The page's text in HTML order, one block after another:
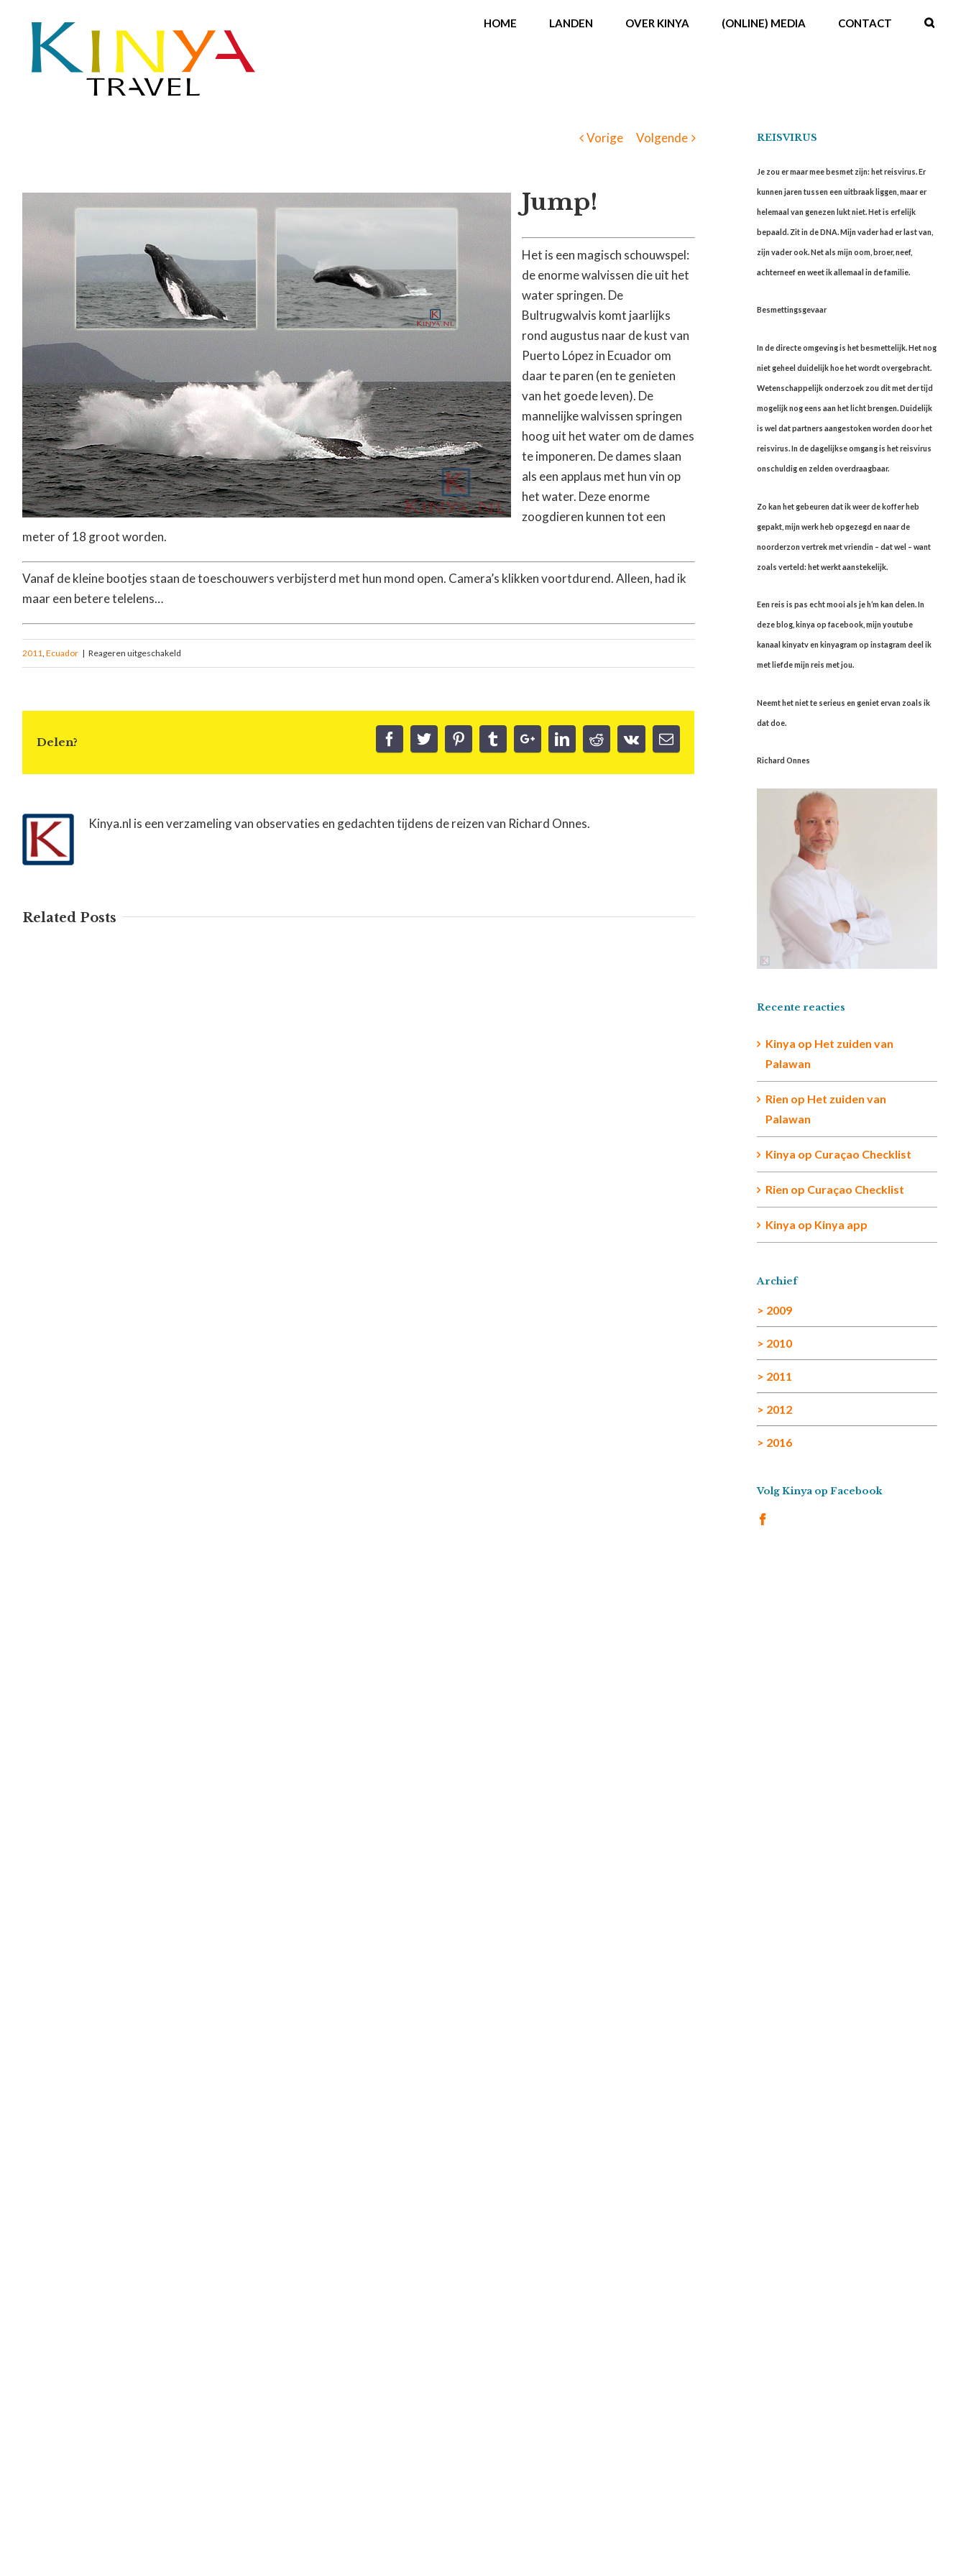
HOME LANDEN OVER KINYA (ONLINE) MEDIA CONTACT
Vorige Volgende
Jump!
Het is een magisch schouwspel:
de enorme walvissen die uit het
water springen. De
Bultrugwalvis komt jaarlijks
rond augustus naar de kust van
Puerto López in Ecuador om
daar te paren (en te genieten
van het goede leven). De
mannelijke walvissen springen
hoog uit het water om de dames
te imponeren. De dames slaan
als een applaus met hun vin op
het water. Deze enorme
zoogdieren kunnen tot een
meter of 18 groot worden.
Vanaf de kleine bootjes staan de toeschouwers verbijsterd met hun mond open. Camera’s klikken voortdurend. Alleen, had ik
maar een betere telelens…
2011, Ecuador | Reageren uitgeschakeld
Delen?
Kinya.nl is een verzameling van observaties en gedachten tijdens de reizen van Richard Onnes.
Related Posts
REISVIRUS
Je zou er maar mee besmet zijn: het reisvirus. Er
kunnen jaren tussen een uitbraak liggen, maar er
helemaal van genezen lukt niet. Het is erfelijk
bepaald. Zit in de DNA. Mijn vader had er last van,
zijn vader ook. Net als mijn oom, broer, neef,
achterneef en weet ik allemaal in de familie.
Besmettingsgevaar
In de directe omgeving is het besmettelijk. Het nog
niet geheel duidelijk hoe het wordt overgebracht.
Wetenschappelijk onderzoek zou dit met der tijd
mogelijk nog eens aan het licht brengen. Duidelijk
is wel dat partners aangestoken worden door het
reisvirus. In de dagelijkse omgang is het reisvirus
onschuldig en zelden overdraagbaar.
Zo kan het gebeuren dat ik weer de koffer heb
gepakt, mijn werk heb opgezegd en naar de
noorderzon vertrek met vriendin – dat wel – want
zoals verteld: het werkt aanstekelijk.
Een reis is pas echt mooi als je h’m kan delen. In
deze blog, kinya op facebook, mijn youtube
kanaal kinyatv en kinyagram op instagram deel ik
met liefde mijn reis met jou.
Neemt het niet te serieus en geniet ervan zoals ik
dat doe.
Richard Onnes
Recente reacties
Kinya op Het zuiden van
Palawan
Rien op Het zuiden van
Palawan
Kinya op Curaçao Checklist
Rien op Curaçao Checklist
Kinya op Kinya app
Archief
> 2009
> 2010
> 2011
> 2012
> 2016
Volg Kinya op Facebook